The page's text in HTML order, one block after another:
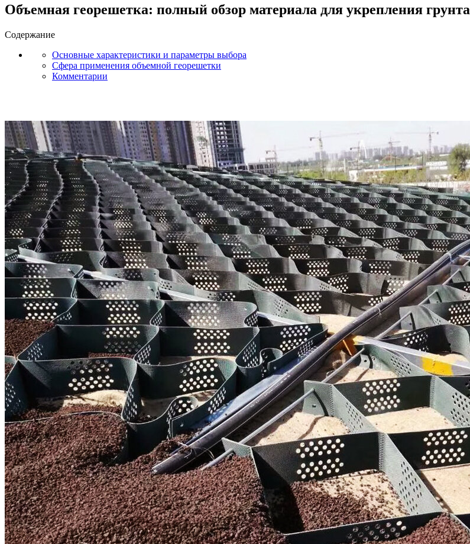
Объемная георешетка: полный обзор материала для укрепления грунта
Содержание
Основные характеристики и параметры выбора
Сфера применения объемной георешетки
Комментарии